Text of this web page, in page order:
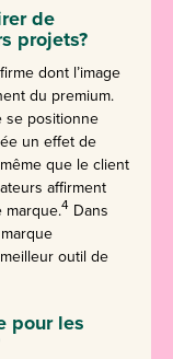
de
projets?
dont l’image
du premium.
se positionne
un effet de
que le client
affirment
marque.4 Dans
outil de
pour les